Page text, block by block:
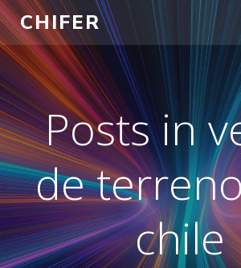
Saltar
contenido
CHIFER
Posts in
de
chile